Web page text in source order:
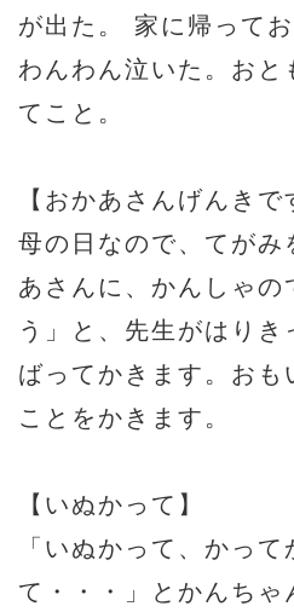
が出た。 家に帰って
わんわん泣いた。おと
てこと。
【おかあさんげんきで
母の日なので、てが
あさんに、かんしゃの
う」と、先生がはり
ばってかきます。お
ことをかきます。
【いぬかって】
「いぬかって、かっ
て・・・」とかんち